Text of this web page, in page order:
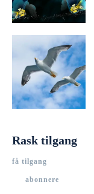
Rask tilgang
få tilgang
abonnere